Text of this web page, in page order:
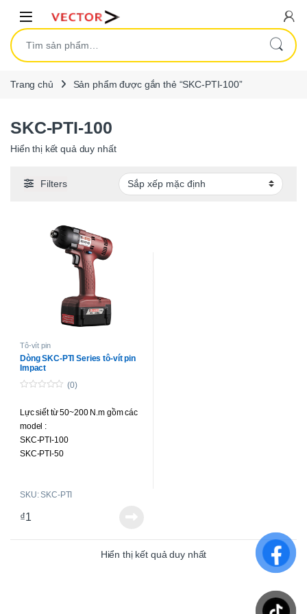
Open
Tìm kiếm:
Trang chủ Sản phẩm được gắn thẻ “SKC-PTI-100”
SKC-PTI-100
Hiển thị kết quả duy nhất
Filters
Tô-vít pin
Dòng SKC-PTI Series tô-vít pin
Impact
o
f
5
(0)
Lực siết từ 50~200 N.m gồm các
model :
SKC-PTI-100
SKC-PTI-50
SKU: SKC-PTI
₫1
Hiển thị kết quả duy nhất